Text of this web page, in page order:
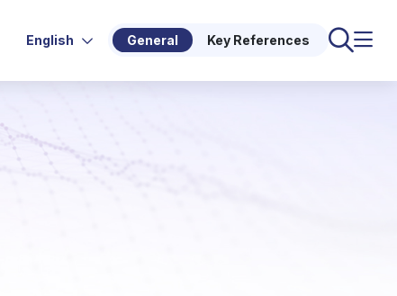
English General Key References